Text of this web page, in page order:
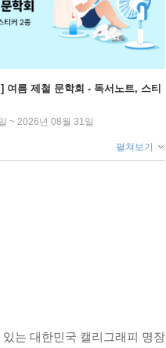
여름 제철 문학회 - 독서노트, 스티
~ 2026년 08월 31일
펼쳐보기
는 대한민국 캘리그래피 명장